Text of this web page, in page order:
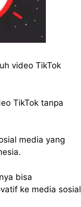
video TikTok
TikTok tanpa
media yang
bisa
ke media sosial